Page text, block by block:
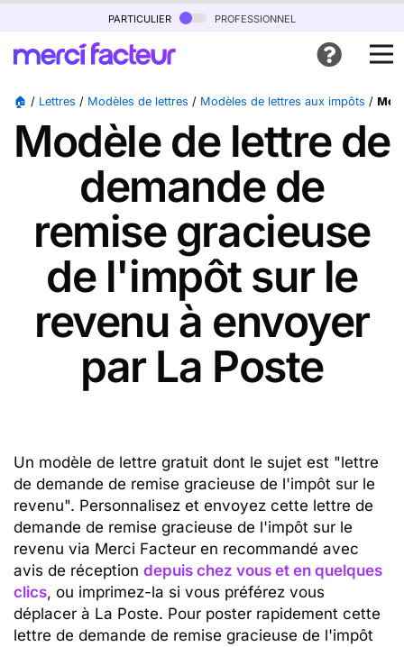
particulier professionnel
🏠 / Lettres / Modèles de lettres / Modèles de lettres aux impôts /
Modèle de lettre de
demande de
remise gracieuse
de l'impôt sur le
revenu à envoyer
par La Poste
Un modèle de lettre gratuit dont le sujet est "lettre
de demande de remise gracieuse de l'impôt sur le
revenu". Personnalisez et envoyez cette lettre de
demande de remise gracieuse de l'impôt sur le
revenu via Merci Facteur en recommandé avec
avis de réception depuis chez vous et en quelques
clics, ou imprimez-la si vous préférez vous
déplacer à La Poste. Pour poster rapidement cette
lettre de demande de remise gracieuse de l'impôt